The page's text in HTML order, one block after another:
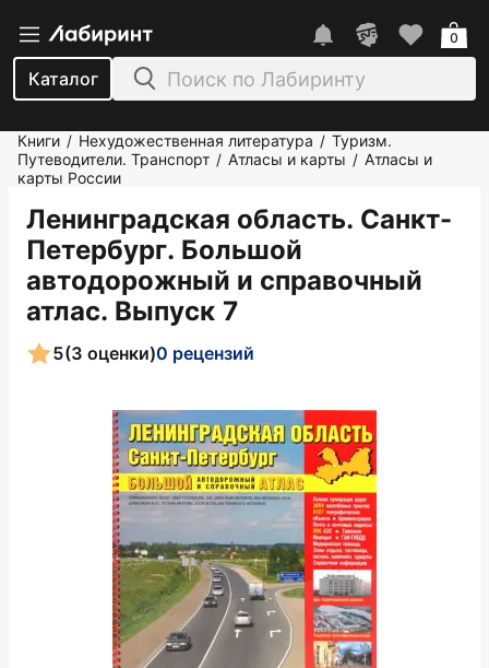
Каталог
0
Книги / Нехудожественная литература / Туризм.
Путеводители. Транспорт / Атласы и карты / Атласы и
карты России
Ленинградская область. Санкт-
Петербург. Большой
автодорожный и справочный
атлас. Выпуск 7
5(3 оценки)0 рецензий